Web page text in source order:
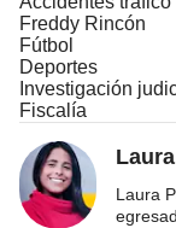
Freddy Rincón
Fútbol
Deportes
Investigación
Fiscalía
Laura